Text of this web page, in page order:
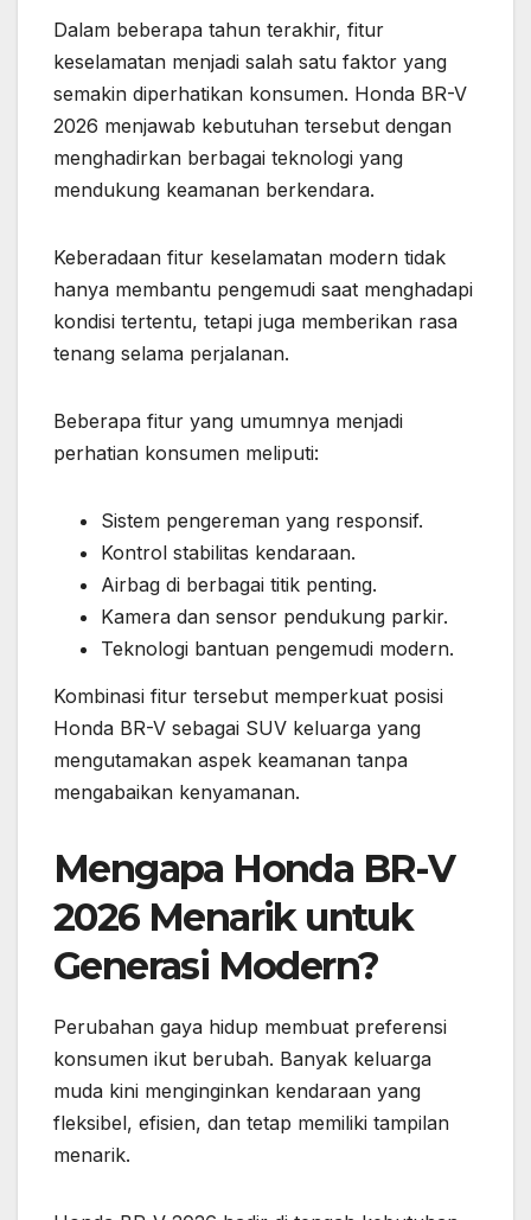
Dalam beberapa tahun terakhir, fitur
keselamatan menjadi salah satu faktor yang
semakin diperhatikan konsumen. Honda BR-V
2026 menjawab kebutuhan tersebut dengan
menghadirkan berbagai teknologi yang
mendukung keamanan berkendara.
Keberadaan fitur keselamatan modern tidak
hanya membantu pengemudi saat menghadapi
kondisi tertentu, tetapi juga memberikan rasa
tenang selama perjalanan.
Beberapa fitur yang umumnya menjadi
perhatian konsumen meliputi:
Sistem pengereman yang responsif.
Kontrol stabilitas kendaraan.
Airbag di berbagai titik penting.
Kamera dan sensor pendukung parkir.
Teknologi bantuan pengemudi modern.
Kombinasi fitur tersebut memperkuat posisi
Honda BR-V sebagai SUV keluarga yang
mengutamakan aspek keamanan tanpa
mengabaikan kenyamanan.
Mengapa Honda BR-V
2026 Menarik untuk
Generasi Modern?
Perubahan gaya hidup membuat preferensi
konsumen ikut berubah. Banyak keluarga
muda kini menginginkan kendaraan yang
fleksibel, efisien, dan tetap memiliki tampilan
menarik.